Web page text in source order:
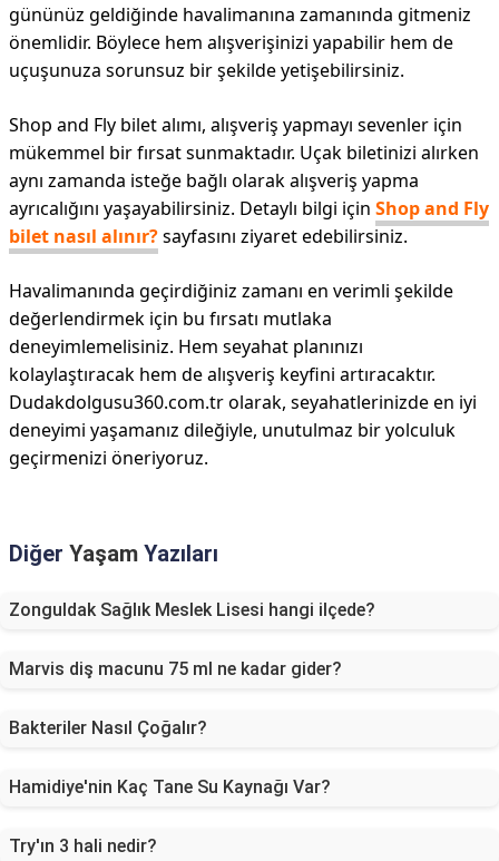
gününüz geldiğinde havalimanına zamanında gitmeniz
önemlidir. Böylece hem alışverişinizi yapabilir hem de
uçuşunuza sorunsuz bir şekilde yetişebilirsiniz.
Shop and Fly bilet alımı, alışveriş yapmayı sevenler için
mükemmel bir fırsat sunmaktadır. Uçak biletinizi alırken
aynı zamanda isteğe bağlı olarak alışveriş yapma
ayrıcalığını yaşayabilirsiniz. Detaylı bilgi için Shop and Fly
bilet nasıl alınır?sayfasını ziyaret edebilirsiniz.
Havalimanında geçirdiğiniz zamanı en verimli şekilde
değerlendirmek için bu fırsatı mutlaka
deneyimlemelisiniz. Hem seyahat planınızı
kolaylaştıracak hem de alışveriş keyfini artıracaktır.
Dudakdolgusu360.com.tr olarak, seyahatlerinizde en iyi
deneyimi yaşamanız dileğiyle, unutulmaz bir yolculuk
geçirmenizi öneriyoruz.
Diğer Yaşam Yazıları
Zonguldak Sağlık Meslek Lisesi hangi ilçede?
Marvis diş macunu 75 ml ne kadar gider?
Bakteriler Nasıl Çoğalır?
Hamidiye'nin Kaç Tane Su Kaynağı Var?
Try'ın 3 hali nedir?